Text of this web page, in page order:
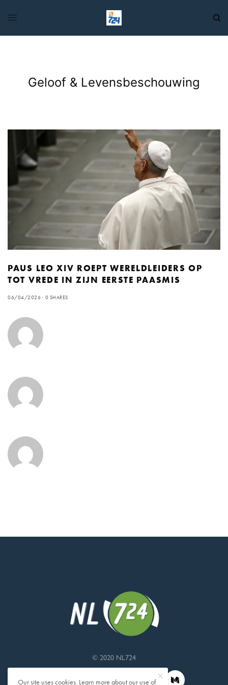
Geloof & Levensbeschouwing
PAUS LEO XIV ROEPT WERELDLEIDERS OP
TOT VREDE IN ZIJN EERSTE PAASMIS
06/04/2026 0 SHARES
© 2020 NL724
Our site uses cookies. Learn more about our use of